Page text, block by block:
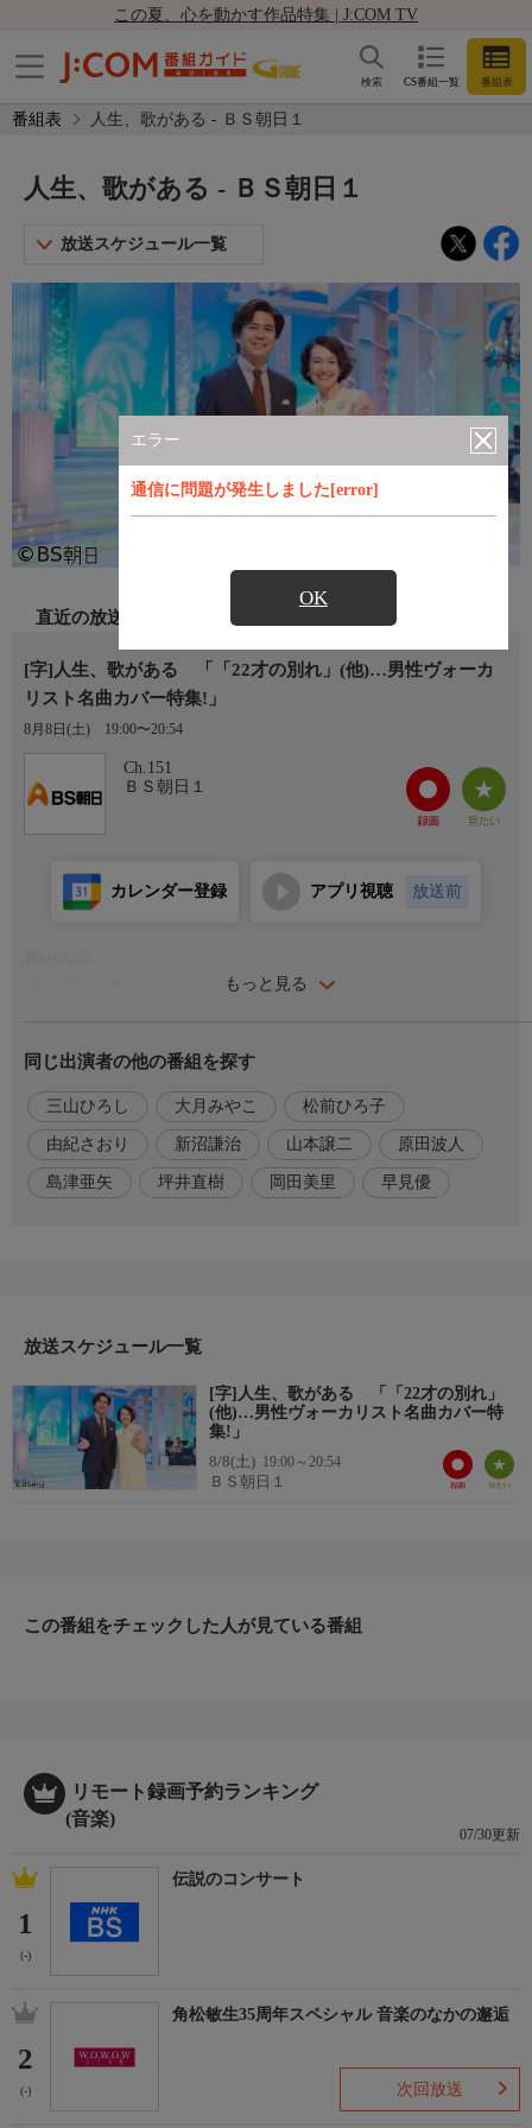
この夏、心を動かす作品特集 | J:COM TV
CS番組一覧 番組表
検索
番組表 人生、歌がある - ＢＳ朝日１
エラー
通信に問題が発生しました[error]
OK
人生、歌がある - ＢＳ朝日１
放送スケジュール一覧
直近の放送
[字]人生、歌がある 「「22才の別れ」(他)…男性ヴォーカ
リスト名曲カバー特集!」
8月8日(土) 19:00〜20:54
Ch.151
ＢＳ朝日１
もっと見る
カレンダー登録 アプリ視聴 放送前
「夢花火」大月みやこ
「桜龍〜さくらりゅう〜」山本譲二
「Kenpa Dance」早見優
「青い鳥」原田波人
「一日一生」島津亜矢
「片恋文」(松前ひろ子)松前ひろ子 w/三山ひろし(Gt)
「夢の途中」(来生たかお)原田波人
「22才の別れ」(風)三山ひろし
「わかって下さい」(因幡晃)山本譲二
「季節の中で」(松山千春)新沼謙治
「「いちご白書」をもう一度」(バンバン)由紀さおり
「終着駅は始発駅」(北島三郎)松前ひろ子&三山ひろし
「どうぞこのまま」(丸山圭子)由紀さおり&早見優
【出演】大月みやこ、岡田美里、島津亜矢、坪井直樹、新沼謙
治、早見優、原田波人、松前ひろ子、三山ひろし、山本譲二、由
紀さおり ※50音順
初回放送日
2026/8/8
番組概要
れぞれが胸に刻んだ歌がある。そんな名曲を豪華歌手が歌い継い
超豪華な出演者とともにさまざまなコーナーをお届けする。
同じ出演者の他の番組を探す
三山ひろし 大月みやこ 松前ひろ子
由紀さおり 新沼謙治 山本譲二 原田波人
島津亜矢 坪井直樹 岡田美里 早見優
放送スケジュール一覧
[字]人生、歌がある 「「22才の別れ」
(他)…男性ヴォーカリスト名曲カバー特
集!」
8/8(土) 19:00～20:54
ＢＳ朝日１
この番組をチェックした人が見ている番組
リモート録画予約ランキング
(音楽)
07/30更新
1
(-)
伝説のコンサート
2
(-)
角松敏生35周年スペシャル 音楽のなかの邂逅
次回放送